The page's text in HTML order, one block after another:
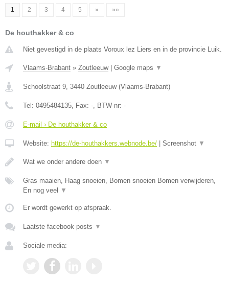
1 2 3 4 5 » »»
De houthakker & co
Niet gevestigd in de plaats Voroux lez Liers en in de provincie Luik.
Vlaams-Brabant » Zoutleeuw| Google maps ▼
Schoolstraat 9, 3440 Zoutleeuw(Vlaams-Brabant)
Tel: 0495484135, Fax: -, BTW-nr: -
E-mail › De houthakker & co
Website: https://de-houthakkers.webnode.be/ Screenshot ▼
Wat we onder andere doen ▼
Gras maaien, Haag snoeien, Bomen snoeien Bomen verwijderen,
En nog veel
▼
Er wordt gewerkt op afspraak.
Laatste facebook posts ▼
Sociale media: